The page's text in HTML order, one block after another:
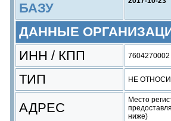
БАЗУ
ДАННЫЕ
ИНН / КПП
ТИП НЕ
АДРЕС
Место
ниже)